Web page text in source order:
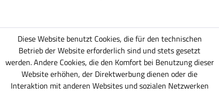
Diese Website benutzt Cookies, die für den technischen
Betrieb der Website erforderlich sind und stets gesetzt
werden. Andere Cookies, die den Komfort bei Benutzung dieser
Website erhöhen, der Direktwerbung dienen oder die
Interaktion mit anderen Websites und sozialen Netzwerken